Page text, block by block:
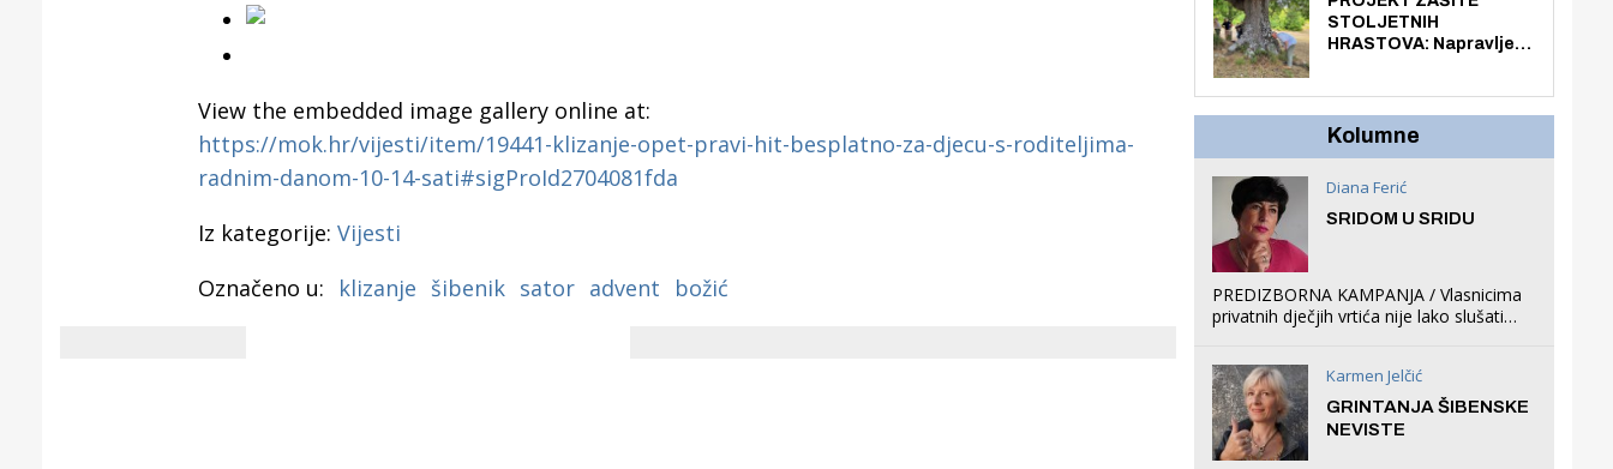
View the embedded image gallery online at:
https://mok.hr/vijesti/item/19441-klizanje-opet-pravi-hit-besplatno-za-djecu-s-roditeljima-
radnim-danom-10-14-sati#sigProId2704081fda
Iz kategorije: Vijesti
Označeno u:
klizanje šibenik sator advent božić
električnim biciklom.
STOLJETNIH
HRASTOVA: Napravljen
Kolumne
Diana Ferić
SRIDOM U SRIDU
PREDIZBORNA KAMPANJA / Vlasnicima
privatnih dječjih vrtića nije lako slušati
što oni rade u Šibeniku ne postoji
Karmen Jelčić
GRINTANJA ŠIBENSKE
NEVISTE